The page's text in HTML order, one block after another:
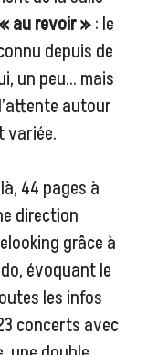
au revoir »: le
depuis de
un peu… mais
autour
variée.
44 pages à
direction
grâce à
évoquant le
les infos
concerts avec